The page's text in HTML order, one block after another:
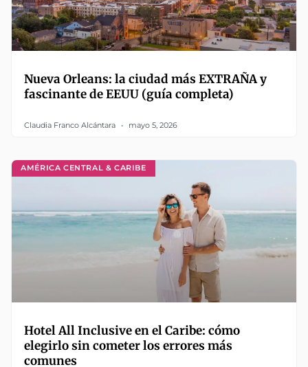
Nueva Orleans: la ciudad más EXTRAÑA y
fascinante de EEUU (guía completa)
Claudia Franco Alcántara mayo 5, 2026
AMÉRICA CENTRAL & CARIBE
Hotel All Inclusive en el Caribe: cómo
elegirlo sin cometer los errores más
comunes